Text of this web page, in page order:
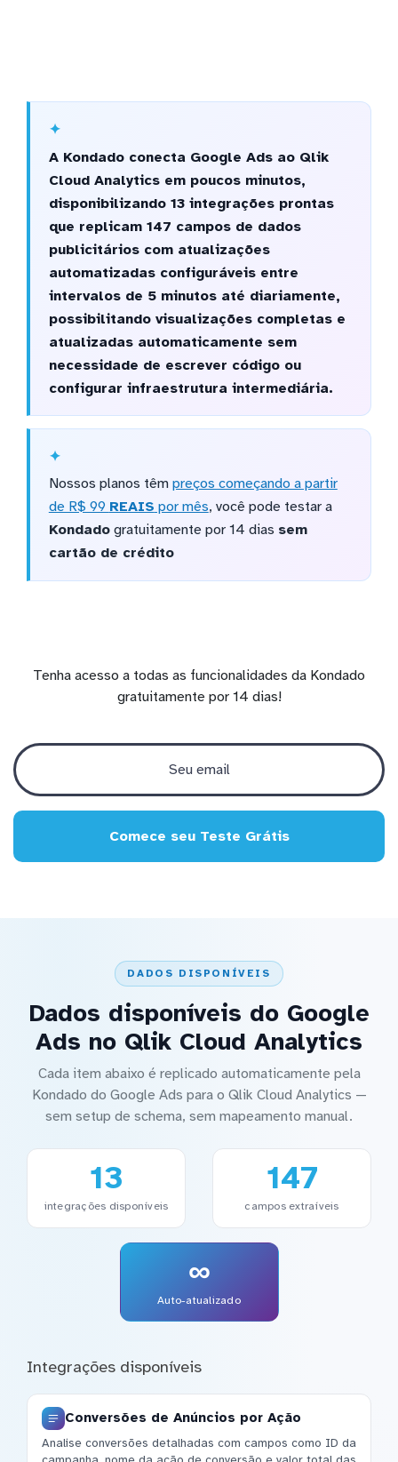
A Kondado conecta Google Ads ao Qlik
Cloud Analytics em poucos minutos,
disponibilizando 13 integrações prontas
que replicam 147 campos de dados
publicitários com atualizações
automatizadas configuráveis entre
intervalos de 5 minutos até diariamente,
possibilitando visualizações completas e
atualizadas automaticamente sem
necessidade de escrever código ou
configurar infraestrutura intermediária.
Nossos planos têm preços começando a partir
de R$ 99 REAIS por mês, você pode testar a
Kondadogratuitamente por 14 dias sem
cartão de crédito
Tenha acesso a todas as funcionalidades da Kondado
gratuitamente por 14 dias!
Comece seu Teste Grátis
DADOS DISPONÍVEIS
Dados disponíveis do Google
Ads no Qlik Cloud Analytics
Cada item abaixo é replicado automaticamente pela
Kondado do Google Ads para o Qlik Cloud Analytics —
sem setup de schema, sem mapeamento manual.
13
integrações disponíveis
147
campos extraíveis
∞
Auto-atualizado
Integrações disponíveis
Conversões de Anúncios por Ação
Analise conversões detalhadas com campos como ID da